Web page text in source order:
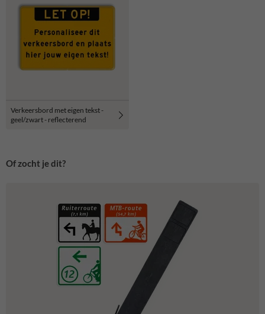
Verkeersbord met eigen tekst -
geel/zwart - reflecterend
Of zocht je dit?